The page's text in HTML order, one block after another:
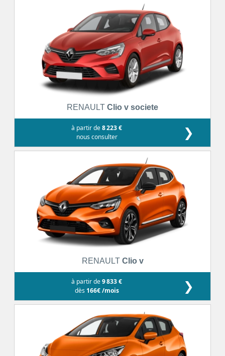
RENAULT Clio v societe
à partir de8 223 €
nous consulter
❯
RENAULT Clio v
à partir de9 833 €
dès 166€ /mois ❯